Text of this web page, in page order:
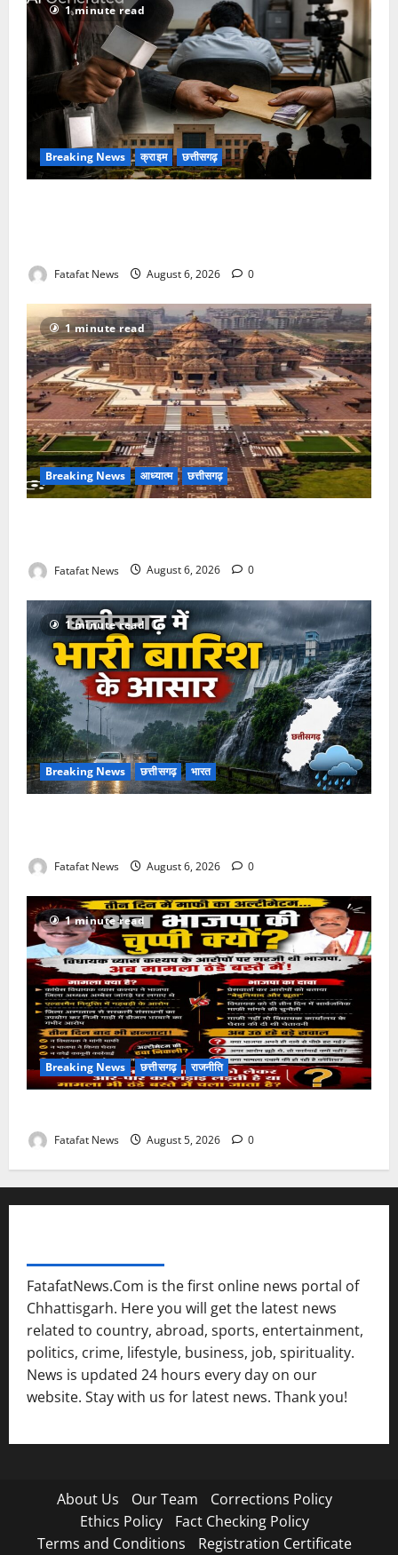
1 minute read
Breaking News क्राइम छत्तीसगढ़
Fatafat News August 6, 2026 0
1 minute read
Breaking News आध्यात्म छत्तीसगढ़
Fatafat News August 6, 2026 0
1 minute read
Breaking News छत्तीसगढ़ भारत
Fatafat News August 6, 2026 0
1 minute read
Breaking News छत्तीसगढ़ राजनीति
Fatafat News August 5, 2026 0
FatafatNews.Com is the first online news portal of
Chhattisgarh. Here you will get the latest news
related to country, abroad, sports, entertainment,
politics, crime, lifestyle, business, job, spirituality.
News is updated 24 hours every day on our
website. Stay with us for latest news. Thank you!
About Us Our Team
Corrections Policy
Ethics Policy
Fact Checking Policy
Terms and Conditions
Registration Certificate